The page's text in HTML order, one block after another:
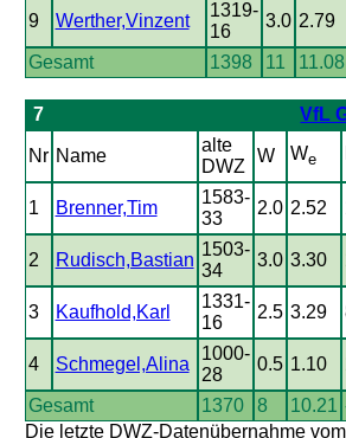
9 Werther,Vinzent
1319-
16
3.0 2.79
Gesamt 1398 11 11.08
7 VfL
Nr Name
alte
DWZ
W We
1 Brenner,Tim
1583-
33
2.0 2.52
2 Rudisch,Bastian
1503-
34
3.0 3.30
3 Kaufhold,Karl
1331-
16
2.5 3.29
4 Schmegel,Alina
1000-
28
0.5 1.10
Gesamt 1370 8 10.21
Die letzte DWZ-Datenübernahme